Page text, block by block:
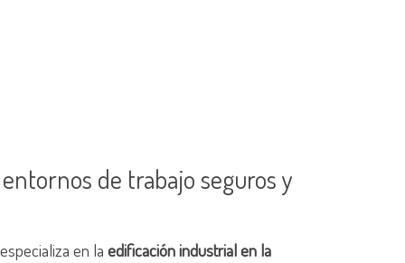
de trabajo seguros y
en la edificación industrial en la